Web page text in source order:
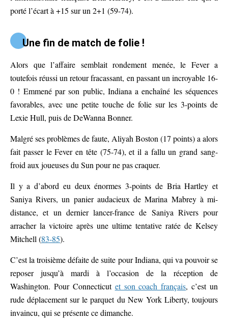
porté l’écart à +15 sur un 2+1 (59-74).
Une fin de match de folie !
Alors que l’affaire semblait rondement menée, le Fever a
toutefois réussi un retour fracassant, en passant un incroyable 16-
0 ! Emmené par son public, Indiana a enchaîné les séquences
favorables, avec une petite touche de folie sur les 3-points de
Lexie Hull, puis de DeWanna Bonner.
Malgré ses problèmes de faute, Aliyah Boston (17 points) a alors
fait passer le Fever en tête (75-74), et il a fallu un grand sang-
froid aux joueuses du Sun pour ne pas craquer.
Il y a d’abord eu deux énormes 3-points de Bria Hartley et
Saniya Rivers, un panier audacieux de Marina Mabrey à mi-
distance, et un dernier lancer-france de Saniya Rivers pour
arracher la victoire après une ultime tentative ratée de Kelsey
Mitchell (83-85).
C’est la troisième défaite de suite pour Indiana, qui va pouvoir se
reposer jusqu’à mardi à l’occasion de la réception de
Washington. Pour Connecticut et son coach français, c’est un
rude déplacement sur le parquet du New York Liberty, toujours
invaincu, qui se présente ce dimanche.